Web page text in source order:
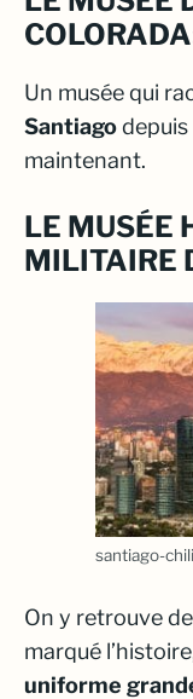
Un musée qui
Santiagodepuis
maintenant.
LE MUSÉE
MILITAIRE
santiago-chili
On y retrouve
marqué
uniforme